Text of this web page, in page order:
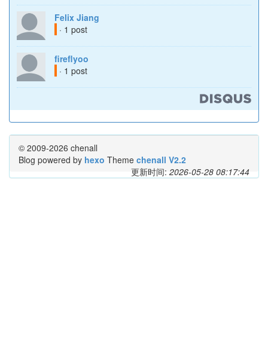
Felix Jiang
· 1 post
fireflyoo
· 1 post
© 2009-2026 chenall
Blog powered by hexo Theme chenall V2.2
更新时间: 2026-05-28 08:17:44